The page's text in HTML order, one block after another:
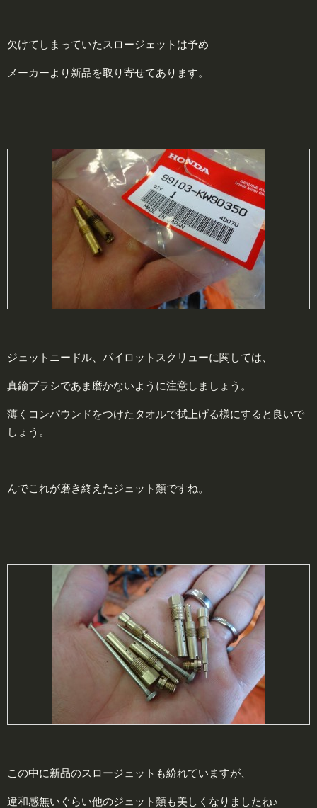
欠けてしまっていたスロージェットは予め
メーカーより新品を取り寄せてあります。
ジェットニードル、パイロットスクリューに関しては、
真鍮ブラシであま磨かないように注意しましょう。
薄くコンパウンドをつけたタオルで拭上げる様にすると良いで
しょう。
んでこれが磨き終えたジェット類ですね。
この中に新品のスロージェットも紛れていますが、
違和感無いぐらい他のジェット類も美しくなりましたね♪